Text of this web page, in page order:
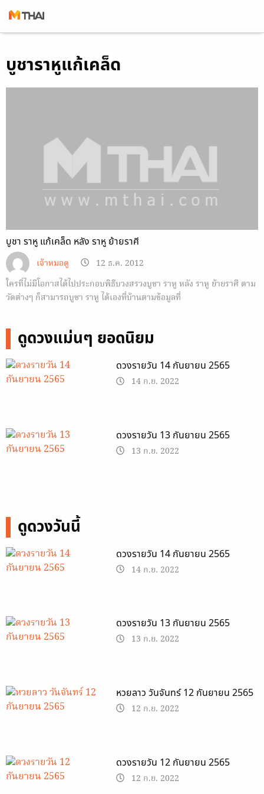
to
content
บูชาราหูแก้เคล็ด
บูชา ราหู แก้เคล็ด หลัง ราหู ย้ายราศี
เจ้าหมอดู
12 ธ.ค. 2012
ใครที่ไม่มีโอกาสได้ไปประกอบพิธีบวงสรวงบูชา ราหู หลัง ราหู ย้ายราศี ตาม
วัดต่างๆ ก็สามารถบูชา ราหู ได้เองที่บ้านตามข้อมูลที่
ดูดวงแม่นๆ ยอดนิยม
ดวงรายวัน 14 กันยายน 2565
14 ก.ย. 2022
ดวงรายวัน 13 กันยายน 2565
13 ก.ย. 2022
ดูดวงวันนี้
ดวงรายวัน 14 กันยายน 2565
14 ก.ย. 2022
ดวงรายวัน 13 กันยายน 2565
13 ก.ย. 2022
หวยลาว วันจันทร์ 12 กันยายน 2565
12 ก.ย. 2022
ดวงรายวัน 12 กันยายน 2565
12 ก.ย. 2022